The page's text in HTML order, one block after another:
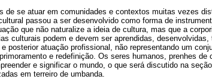
de se atuar em comunidades e contextos muitas vezes
passou a ser desenvolvido como forma de
que não naturalize a ideia de cultura, mas que a
culturais podem e devem ser aprendidas,
posterior atuação profissional, não representando um
e redefinição. Os seres humanos, prenhes de
e significar o mundo, o que será discutido na
em terreiro de umbanda.